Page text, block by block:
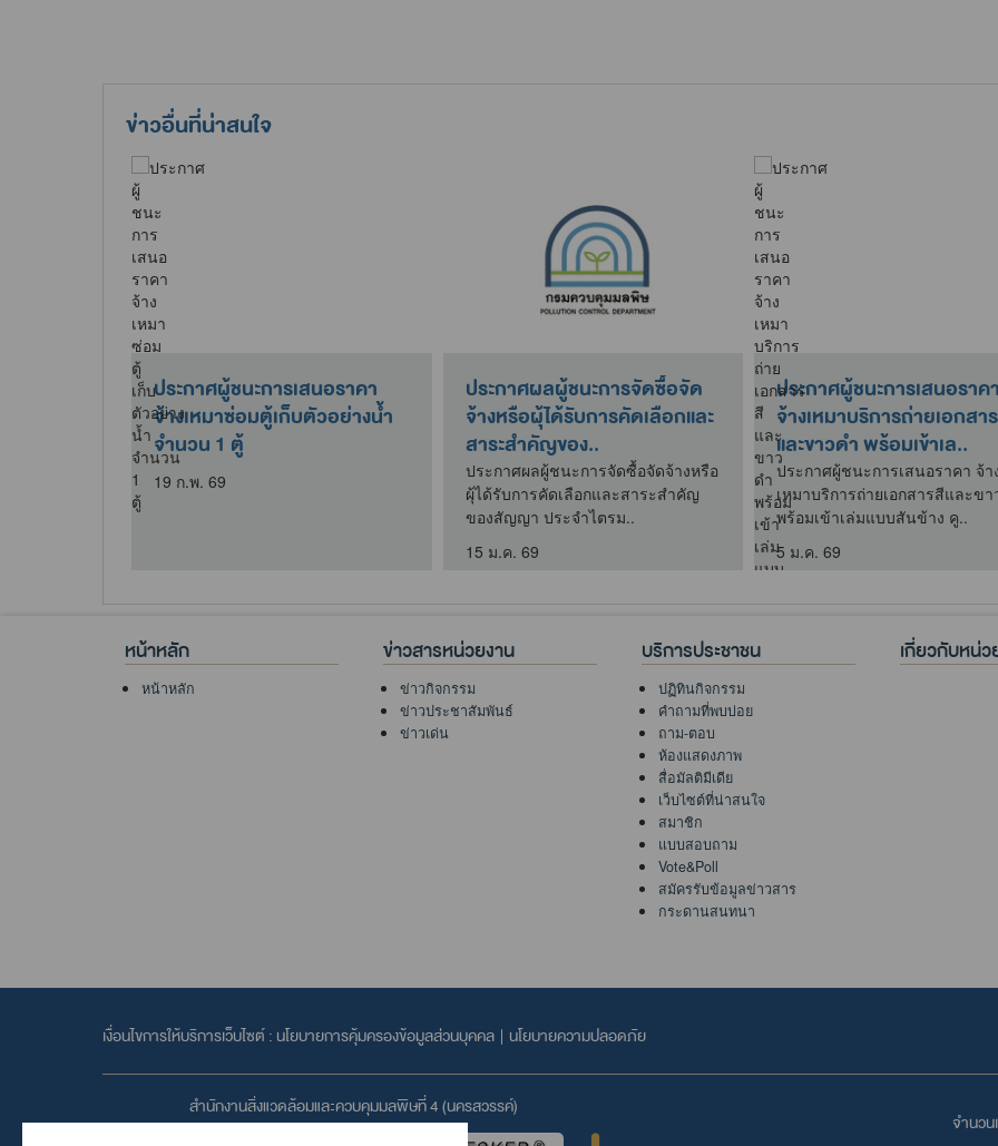
ข่าวอื่นที่น่าสนใจ
ประกาศผู้ชนะการเสนอราคา
จ้างเหมาซ่อมตู้เก็บตัวอย่างน้ำ
จำนวน 1 ตู้
19 ก.พ. 69
ประกาศผลผู้ชนะการจัดซื้อจัด
จ้างหรือผุ้ได้รับการคัดเลือกและ
สาระสำคัญของ..
ประกาศผลผู้ชนะการจัดซื้อจัดจ้างหรือ
ผุ้ได้รับการคัดเลือกและสาระสำคัญ
ของสัญญา ประจำไตรม..
15 ม.ค. 69
ประกาศผู้ชนะการเสนอราคา
จ้างเหมาบริการถ่ายเอกสา
และขาวดำ พร้อมเข้าเล..
ประกาศผู้ชนะการเสนอราคา จ้า
เหมาบริการถ่ายเอกสารสีและขา
พร้อมเข้าเล่มแบบสันข้าง คู..
5 ม.ค. 69
หน้าหลัก
หน้าหลัก
ข่าวสารหน่วยงาน
ข่าวกิจกรรม
ข่าวประชาสัมพันธ์
ข่าวเด่น
บริการประชาชน
ปฏิทินกิจกรรม
คำถามที่พบบ่อย
ถาม-ตอบ
ห้องแสดงภาพ
สื่อมัลติมีเดีย
เว็บไซต์ที่น่าสนใจ
สมาชิก
แบบสอบถาม
Vote&Poll
สมัครรับข้อมูลข่าวสาร
กระดานสนทนา
เกี่ยวกับหน่ว
เงื่อนไขการให้บริการเว็บไซต์ : นโยบายการคุ้มครองข้อมูลส่วนบุคคล | นโยบายความปลอดภัย
สำนักงานสิ่งแวดล้อมและควบคุมมลพิษที่ 4 (นครสวรรค์)
จำนวน